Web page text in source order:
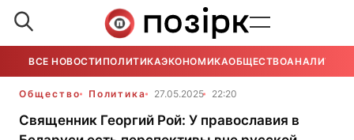
ВСЕ НОВОСТИ ПОЛИТИКАЭКОНОМИКАОБЩЕСТВОАНАЛИТИКА
Общество Политика 27.05.2025 22:20
Священник Георгий Рой: У православия в